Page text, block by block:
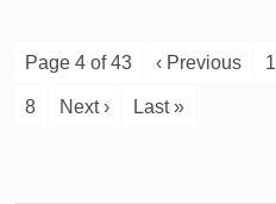
Page 4 of 43 ‹ Previous 1
8 Next › Last »